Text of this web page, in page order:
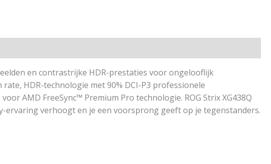
en contrastrijke HDR-prestaties voor ongelooflijk
HDR-technologie met 90% DCI-P3 professionele
AMD FreeSync™ Premium Pro technologie. ROG Strix XG438Q
ervaring verhoogt en je een voorsprong geeft op je tegenstanders.